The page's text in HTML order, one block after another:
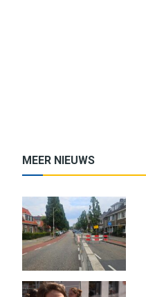
MEER NIEUWS